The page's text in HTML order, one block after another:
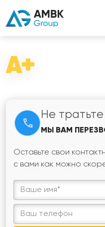
A+
Не
МЫ ВАМ
Оставьте свои
с вами как можно